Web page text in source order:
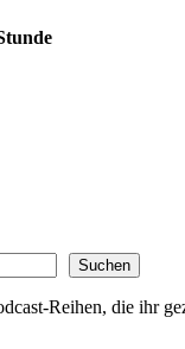
Suchen
Reihen, die ihr